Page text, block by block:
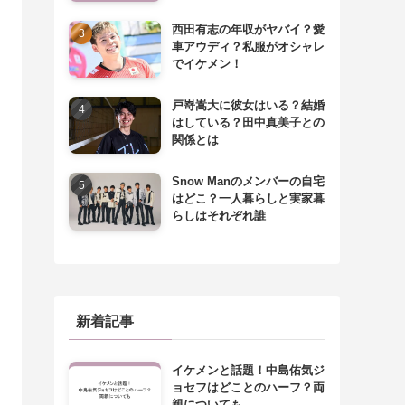
西田有志の年収がヤバイ？愛
車アウディ？私服がオシャレ
でイケメン！
戸嵜嵩大に彼女はいる？結婚
はしている？田中真美子との
関係とは
Snow Manのメンバーの自宅
はどこ？一人暮らしと実家暮
らしはそれぞれ誰
新着記事
イケメンと話題！中島佑気ジ
ョセフはどことのハーフ？両